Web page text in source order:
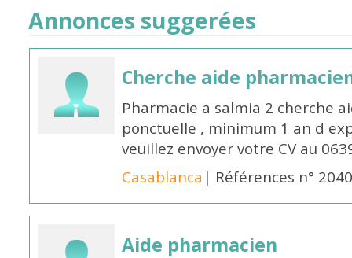
Annonces suggerées
Cherche aide
Pharmacie a salmia 2 cherche
ponctuelle , minimum 1 an d
veuillez envoyer votre CV au
Casablanca | Références n°
Aide pharmacien